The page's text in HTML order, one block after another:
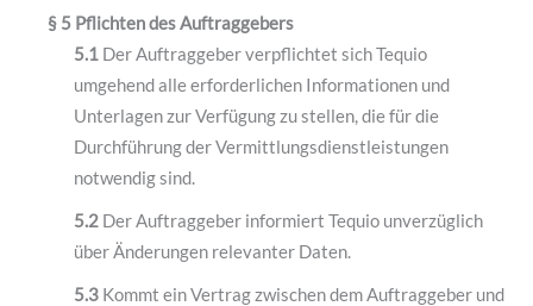
§ 5 Pflichten des Auftraggebers
5.1Der Auftraggeber verpflichtet sich Tequio
umgehend alle erforderlichen Informationen und
Unterlagen zur Verfügung zu stellen, die für die
Durchführung der Vermittlungsdienstleistungen
notwendig sind.
5.2Der Auftraggeber informiert Tequio unverzüglich
über Änderungen relevanter Daten.
5.3Kommt ein Vertrag zwischen dem Auftraggeber und